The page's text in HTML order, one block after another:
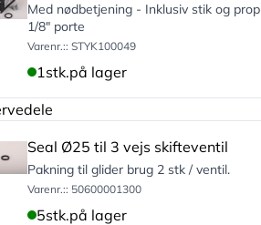
Med nødbetjening - Inklusiv stik og prop
1/8" porte
Varenr.:: STYK100049
1stk.på lager
Seal Ø25 til 3 vejs skifteventil
Pakning til glider brug 2 stk / ventil.
Varenr.:: 50600001300
5stk.på lager